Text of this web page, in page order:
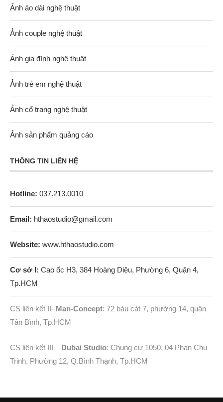
Ảnh áo dài nghệ thuật
Ảnh couple nghệ thuật
Ảnh gia đình nghệ thuật
Ảnh trẻ em nghệ thuật
Ảnh cổ trang nghệ thuật
Ảnh sản phẩm quảng cáo
THÔNG TIN LIÊN HỆ
Hotline: 037.213.0010
Email: hthaostudio@gmail.com
Website: www.hthaostudio.com
Cơ sở I: Cao ốc H3, 384 Hoàng Diệu, Phường 6, Quận 4,
Tp.HCM
CS liên kết II- Man-Concept: 72 bàu cát 7, phường 14, quận
Tân Bình, Tp.HCM
CS liên kết III – Dubai Studio: Chung cư 1050, 04 Phan Chu
Trinh, Phường 12, Q.Bình Thạnh, Tp.HCM